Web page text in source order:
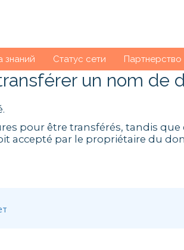
знаний Статус сети Партнерство
un nom de
pour être transférés, tandis
accepté par le propriétaire du